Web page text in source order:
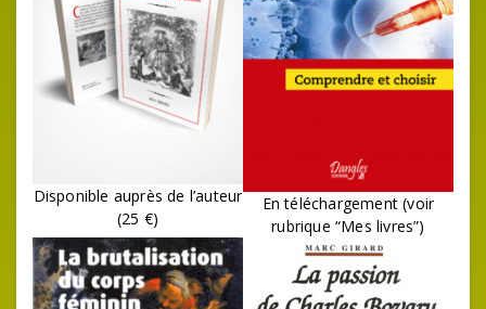
Disponible auprès de l’auteur
(25 €)
En téléchargement (voir
rubrique “Mes livres”)